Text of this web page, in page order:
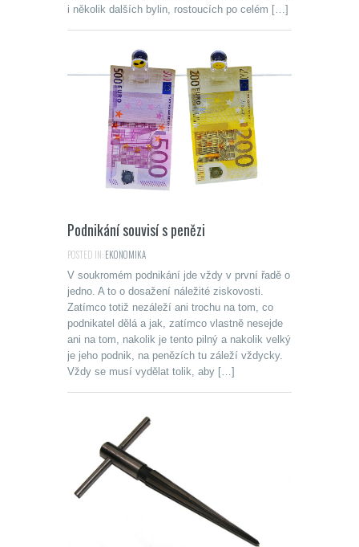
i několik dalších bylin, rostoucích po celém […]
Podnikání souvisí s penězi
POSTED IN:EKONOMIKA
V soukromém podnikání jde vždy v první řadě o
jedno. A to o dosažení náležité ziskovosti.
Zatímco totiž nezáleží ani trochu na tom, co
podnikatel dělá a jak, zatímco vlastně nesejde
ani na tom, nakolik je tento pilný a nakolik velký
je jeho podnik, na penězích tu záleží vždycky.
Vždy se musí vydělat tolik, aby […]